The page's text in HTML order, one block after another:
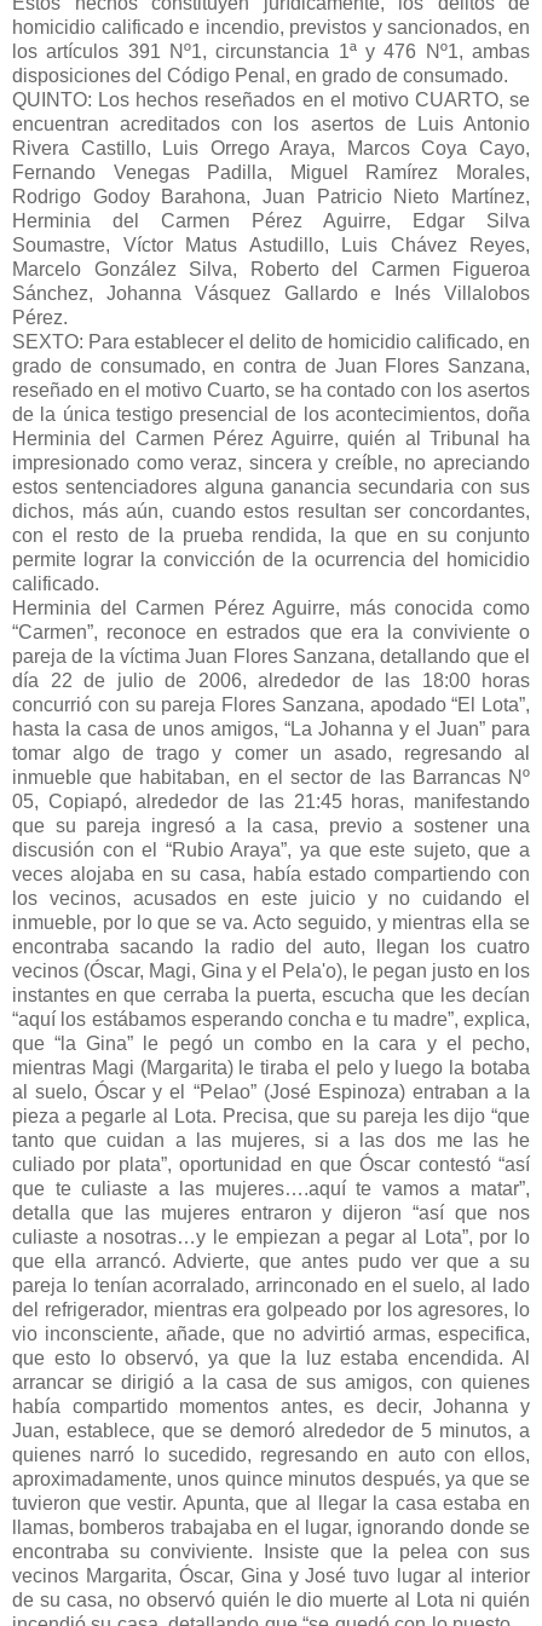
homicidio calificado e incendio, previstos y sancionados, en
los artículos 391 Nº1, circunstancia 1ª y 476 Nº1, ambas
disposiciones del Código Penal, en grado de consumado.
QUINTO: Los hechos reseñados en el motivo CUARTO, se
encuentran acreditados con los asertos de Luis Antonio
Rivera Castillo, Luis Orrego Araya, Marcos Coya Cayo,
Fernando Venegas Padilla, Miguel Ramírez Morales,
Rodrigo Godoy Barahona, Juan Patricio Nieto Martínez,
Herminia del Carmen Pérez Aguirre, Edgar Silva
Soumastre, Víctor Matus Astudillo, Luis Chávez Reyes,
Marcelo González Silva, Roberto del Carmen Figueroa
Sánchez, Johanna Vásquez Gallardo e Inés Villalobos
Pérez.
SEXTO: Para establecer el delito de homicidio calificado, en
grado de consumado, en contra de Juan Flores Sanzana,
reseñado en el motivo Cuarto, se ha contado con los asertos
de la única testigo presencial de los acontecimientos, doña
Herminia del Carmen Pérez Aguirre, quién al Tribunal ha
impresionado como veraz, sincera y creíble, no apreciando
estos sentenciadores alguna ganancia secundaria con sus
dichos, más aún, cuando estos resultan ser concordantes,
con el resto de la prueba rendida, la que en su conjunto
permite lograr la convicción de la ocurrencia del homicidio
calificado.
Herminia del Carmen Pérez Aguirre, más conocida como
“Carmen”, reconoce en estrados que era la conviviente o
pareja de la víctima Juan Flores Sanzana, detallando que el
día 22 de julio de 2006, alrededor de las 18:00 horas
concurrió con su pareja Flores Sanzana, apodado “El Lota”,
hasta la casa de unos amigos, “La Johanna y el Juan” para
tomar algo de trago y comer un asado, regresando al
inmueble que habitaban, en el sector de las Barrancas Nº
05, Copiapó, alrededor de las 21:45 horas, manifestando
que su pareja ingresó a la casa, previo a sostener una
discusión con el “Rubio Araya”, ya que este sujeto, que a
veces alojaba en su casa, había estado compartiendo con
los vecinos, acusados en este juicio y no cuidando el
inmueble, por lo que se va. Acto seguido, y mientras ella se
encontraba sacando la radio del auto, llegan los cuatro
vecinos (Óscar, Magi, Gina y el Pela'o), le pegan justo en los
instantes en que cerraba la puerta, escucha que les decían
“aquí los estábamos esperando concha e tu madre”, explica,
que “la Gina” le pegó un combo en la cara y el pecho,
mientras Magi (Margarita) le tiraba el pelo y luego la botaba
al suelo, Óscar y el “Pelao” (José Espinoza) entraban a la
pieza a pegarle al Lota. Precisa, que su pareja les dijo “que
tanto que cuidan a las mujeres, si a las dos me las he
culiado por plata”, oportunidad en que Óscar contestó “así
que te culiaste a las mujeres….aquí te vamos a matar”,
detalla que las mujeres entraron y dijeron “así que nos
culiaste a nosotras…y le empiezan a pegar al Lota”, por lo
que ella arrancó. Advierte, que antes pudo ver que a su
pareja lo tenían acorralado, arrinconado en el suelo, al lado
del refrigerador, mientras era golpeado por los agresores, lo
vio inconsciente, añade, que no advirtió armas, especifica,
que esto lo observó, ya que la luz estaba encendida. Al
arrancar se dirigió a la casa de sus amigos, con quienes
había compartido momentos antes, es decir, Johanna y
Juan, establece, que se demoró alrededor de 5 minutos, a
quienes narró lo sucedido, regresando en auto con ellos,
aproximadamente, unos quince minutos después, ya que se
tuvieron que vestir. Apunta, que al llegar la casa estaba en
llamas, bomberos trabajaba en el lugar, ignorando donde se
encontraba su conviviente. Insiste que la pelea con sus
vecinos Margarita, Óscar, Gina y José tuvo lugar al interior
de su casa, no observó quién le dio muerte al Lota ni quién